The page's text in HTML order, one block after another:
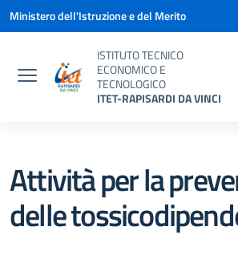
Vai ai contenuti
Vai al menu di navigazione
Vai al footer
Ministero dell'Istruzione e del Merito
ISTITUTO TECNICO
ECONOMICO E
TECNOLOGICO
ITET-RAPISARDI DA VINCI
Attività per la
delle